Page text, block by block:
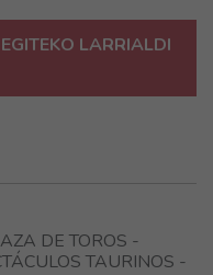
LARRIALDI
DE TOROS -
TAURINOS -